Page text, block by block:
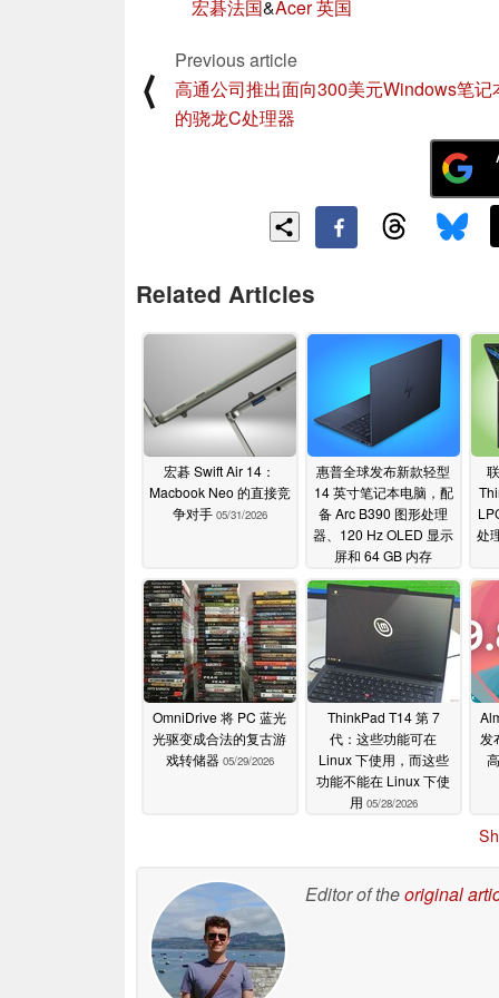
宏碁法国&Acer 英国
⟨
Previous article
高通公司推出面向300美元Windows笔记
的骁龙C处理器
Related Articles
宏碁 Swift Air 14：
Macbook Neo 的直接竞
争对手 05/31/2026
惠普全球发布新款轻型
14 英寸笔记本电脑，配
备 Arc B390 图形处理
器、120 Hz OLED 显示
屏和 64 GB 内存
05/29/2026
处
OmniDrive 将 PC 蓝光
光驱变成合法的复古游
戏转储器 05/29/2026
ThinkPad T14 第 7
代：这些功能可在
Linux 下使用，而这些
功能不能在 Linux 下使
用 05/28/2026
发
Editor of theoriginal